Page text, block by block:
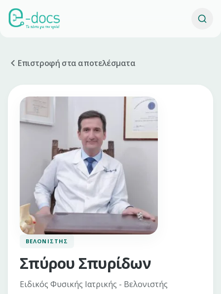
Επιστροφή στα αποτελέσματα
ΒΕΛΟΝΙΣΤΉΣ
Σπύρου Σπυρίδων
Ειδικός Φυσικής Ιατρικής - Βελονιστής